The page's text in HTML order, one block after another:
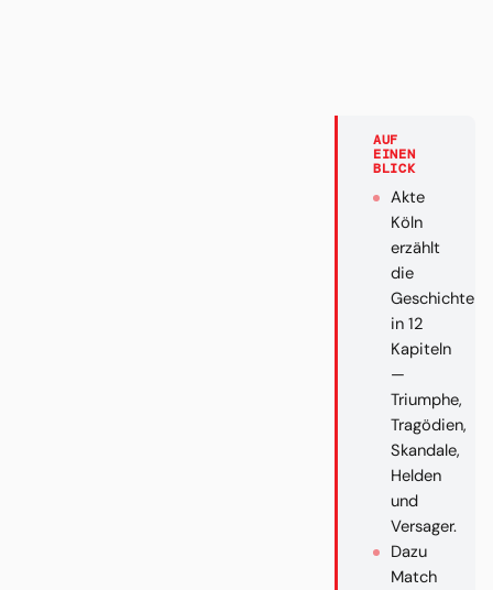
AUF
EINEN
BLICK
Akte
Köln
erzählt
die
Geschichte
in 12
Kapiteln
—
Triumphe,
Tragödien,
Skandale,
Helden
und
Versager.
Dazu
Match